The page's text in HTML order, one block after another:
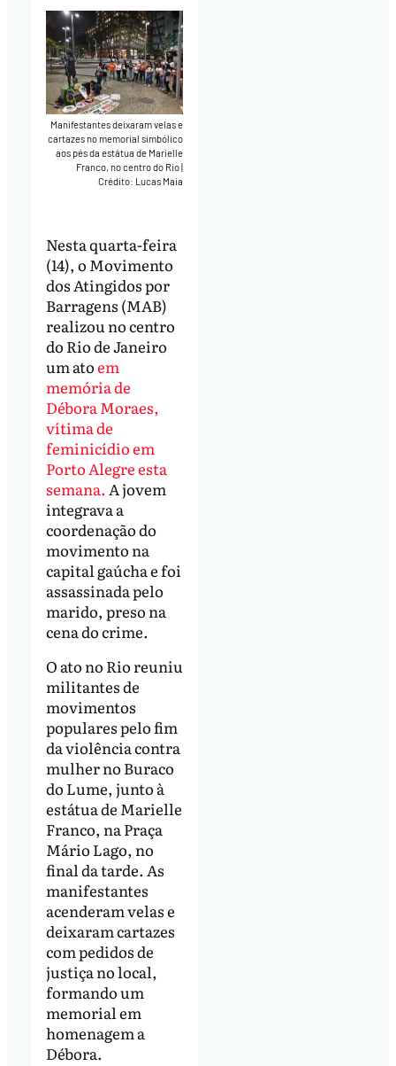
Manifestantes deixaram velas e
cartazes no memorial simbólico
aos pés da estátua de Marielle
Franco, no centro do Rio|
Crédito: Lucas Maia
Nesta quarta-feira
(14), o Movimento
dos Atingidos por
Barragens (MAB)
realizou no centro
do Rio de Janeiro
um atoem
memória de
Débora Moraes,
vítima de
feminicídio em
Porto Alegre esta
semana. A jovem
integrava a
coordenação do
movimento na
capital gaúcha e foi
assassinada pelo
marido, preso na
cena do crime.
O ato no Rio reuniu
militantes de
movimentos
populares pelo fim
da violência contra
mulher no Buraco
do Lume, junto à
estátua de Marielle
Franco, na Praça
Mário Lago, no
final da tarde. As
manifestantes
acenderam velas e
deixaram cartazes
com pedidos de
justiça no local,
formando um
memorial em
homenagem a
Débora.